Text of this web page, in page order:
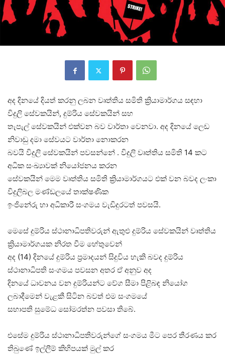
අද දිනයේ දියත් කරනු ලබන වෘත්තිය සමිති ක්‍රියාමාර්ගය සඳහා
විදුලි සේවකයින්, දුම්රිය සේවකයින් සහ
තැපැල් සේවකයින් එක්වන බව වාර්තා වෙනවා. අද දිනයේ ලෙඩ
නිවාඩු දමා සේවයට වාර්තා නොකරන
බවයි විදුලි සේවකයින් පවසන්නේ . විදුලි වෘත්තිය සමිති 14 කට
අධික සංඛ්‍යාවක් නියෝජනය කරන
සේවකයින් මෙම වෘත්තිය සමිති ක්‍රියාමාර්ගයට එක් වන බවද ලංකා
විදුලිබල මණ්ඩලයේ තාක්ෂණික
ඉංජිනේරු හා අධිකාරී සංගමය වැඩිදුරටත් පවසයි.
මෙසේ දුම්රිය ස්ථානාධිපතිවරුන් ඇතුළු දුම්රිය සේවකයින් වෘත්තිය
ක්‍රියාමාර්ගයක නිරත වීම හේතුවෙන්
අද (14) දිනයේ දුම්රිය ප්‍රමාදයන් සිදුවිය හැකි බවද දුම්රිය
ස්ථානාධිපති සංගමය පවසන අතර ඒ අනුව අද
දිනයේ ධාවනය වන දුම්රියන්ට වේග සීමා පිළිබඳ නියෝග
ලබාදීමෙන් වැළකී සිටින බවත් එම සංගමයේ
සභාපති සුමේධ සෝමරත්න පවසා තිබේ.
එසේම දුම්රිය ස්ථානාධිපතිවරුන්ගේ සංගමය මීට පෙර තීරණය කර
තිබුණේ ඉල්ලීම් කිහිපයක් මුල් කර